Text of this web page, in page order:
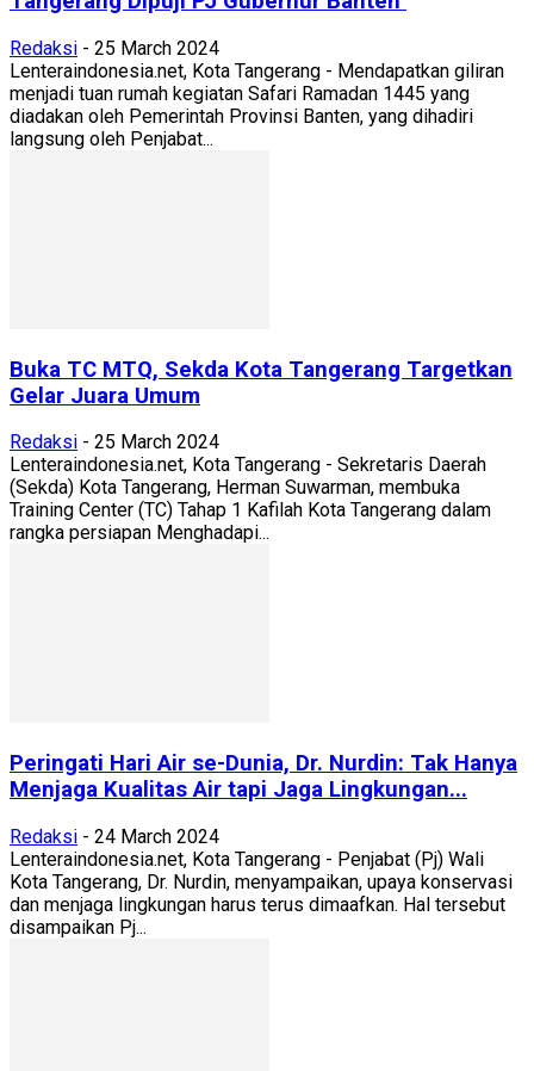
Redaksi - 25 March 2024
Lenteraindonesia.net, Kota Tangerang - Mendapatkan giliran
menjadi tuan rumah kegiatan Safari Ramadan 1445 yang
diadakan oleh Pemerintah Provinsi Banten, yang dihadiri
langsung oleh Penjabat...
Buka TC MTQ, Sekda Kota Tangerang Targetkan
Gelar Juara Umum
Redaksi - 25 March 2024
Lenteraindonesia.net, Kota Tangerang - Sekretaris Daerah
(Sekda) Kota Tangerang, Herman Suwarman, membuka
Training Center (TC) Tahap 1 Kafilah Kota Tangerang dalam
rangka persiapan Menghadapi...
Peringati Hari Air se-Dunia, Dr. Nurdin: Tak Hanya
Menjaga Kualitas Air tapi Jaga Lingkungan...
Redaksi - 24 March 2024
Lenteraindonesia.net, Kota Tangerang - Penjabat (Pj) Wali
Kota Tangerang, Dr. Nurdin, menyampaikan, upaya konservasi
dan menjaga lingkungan harus terus dimaafkan. Hal tersebut
disampaikan Pj...